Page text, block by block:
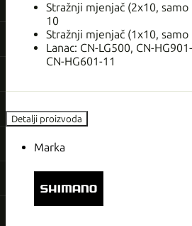
Stražnji mjenjač (2x10,
10
Stražnji mjenjač (1x10,
Lanac: CN-LG500, CN-
CN-HG601-11
Detalji proizvoda
Marka